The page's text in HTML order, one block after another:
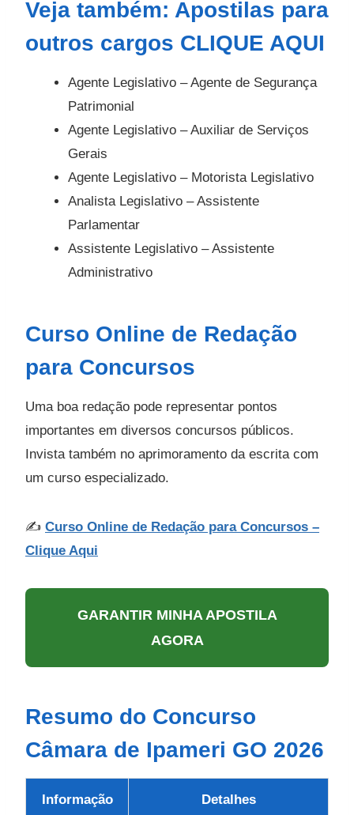
Veja também: Apostilas para
outros cargos CLIQUE AQUI
Agente Legislativo – Agente de Segurança
Patrimonial
Agente Legislativo – Auxiliar de Serviços
Gerais
Agente Legislativo – Motorista Legislativo
Analista Legislativo – Assistente
Parlamentar
Assistente Legislativo – Assistente
Administrativo
Curso Online de Redação
para Concursos
Uma boa redação pode representar pontos
importantes em diversos concursos públicos.
Invista também no aprimoramento da escrita com
um curso especializado.
✍️ Curso Online de Redação para Concursos –
Clique Aqui
GARANTIR MINHA APOSTILA
AGORA
Resumo do Concurso
Câmara de Ipameri GO 2026
Informação Detalhes